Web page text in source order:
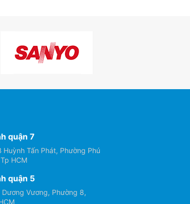
quận 7
Huỳnh Tấn Phát, Phường Phú
HCM
quận 5
Dương Vương, Phường 8,